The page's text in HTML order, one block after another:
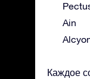
Ain
Каждое